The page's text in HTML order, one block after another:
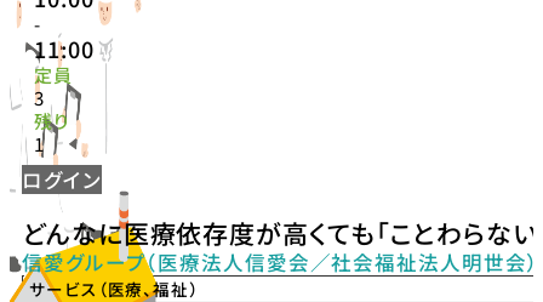
-
11:00
定員
3
残り
1
ログイン
どんなに医療依存度が高くても「ことわらない
信愛グループ（医療法人信愛会／社会福祉法人明世会）
サービス（医療、福祉）